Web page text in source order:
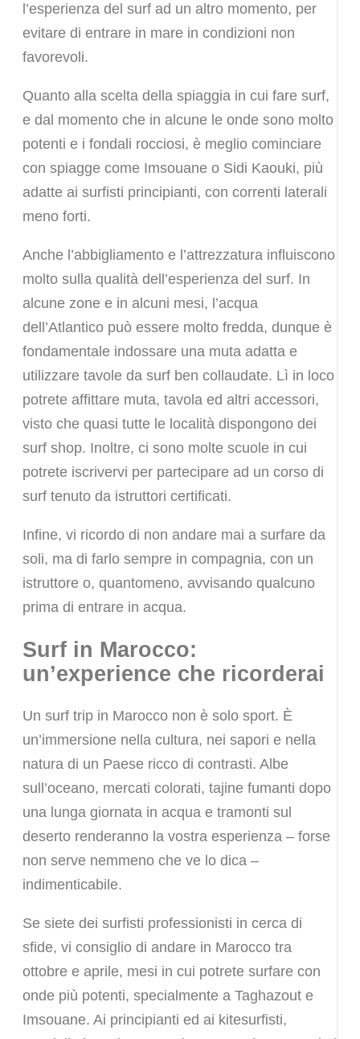
l’esperienza del surf ad un altro momento, per
evitare di entrare in mare in condizioni non
favorevoli.
Quanto alla scelta della spiaggia in cui fare surf,
e dal momento che in alcune le onde sono molto
potenti e i fondali rocciosi, è meglio cominciare
con spiagge come Imsouane o Sidi Kaouki, più
adatte ai surfisti principianti, con correnti laterali
meno forti.
Anche l’abbigliamento e l’attrezzatura influiscono
molto sulla qualità dell’esperienza del surf. In
alcune zone e in alcuni mesi, l’acqua
dell’Atlantico può essere molto fredda, dunque è
fondamentale indossare una muta adatta e
utilizzare tavole da surf ben collaudate. Lì in loco
potrete affittare muta, tavola ed altri accessori,
visto che quasi tutte le località dispongono dei
surf shop. Inoltre, ci sono molte scuole in cui
potrete iscrivervi per partecipare ad un corso di
surf tenuto da istruttori certificati.
Infine, vi ricordo di non andare mai a surfare da
soli, ma di farlo sempre in compagnia, con un
istruttore o, quantomeno, avvisando qualcuno
prima di entrare in acqua.
Surf in Marocco:
un’experience che ricorderai
Un surf trip in Marocco non è solo sport. È
un’immersione nella cultura, nei sapori e nella
natura di un Paese ricco di contrasti. Albe
sull’oceano, mercati colorati, tajine fumanti dopo
una lunga giornata in acqua e tramonti sul
deserto renderanno la vostra esperienza – forse
non serve nemmeno che ve lo dica –
indimenticabile.
Se siete dei surfisti professionisti in cerca di
sfide, vi consiglio di andare in Marocco tra
ottobre e aprile, mesi in cui potrete surfare con
onde più potenti, specialmente a Taghazout e
Imsouane. Ai principianti ed ai kitesurfisti,